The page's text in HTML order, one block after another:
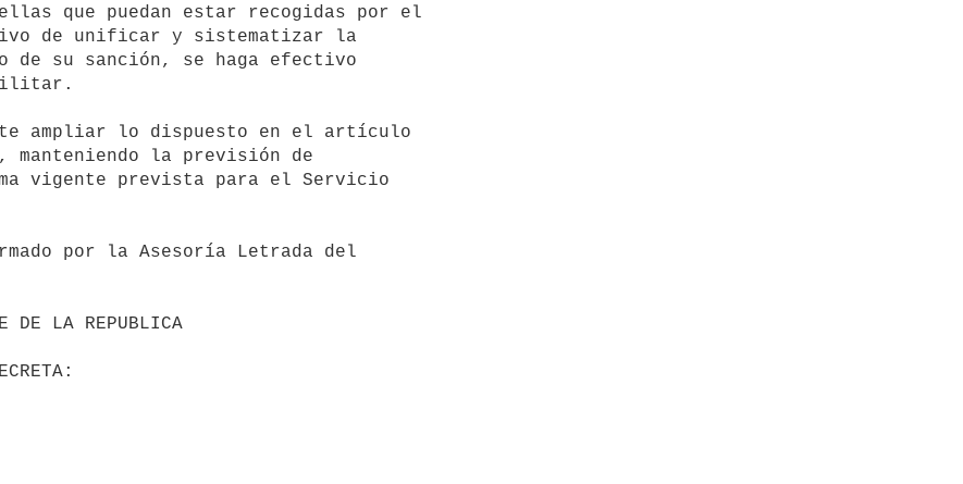
que puedan estar recogidas por el
de unificar y sistematizar la
de su sanción, se haga efectivo
ampliar lo dispuesto en el artículo
manteniendo la previsión de
vigente prevista para el Servicio
por la Asesoría Letrada del